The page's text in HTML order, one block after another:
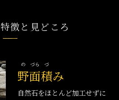
徴と見どころ
野
の
面
づら
積
づ
み
自然石をほとんど加工せずに